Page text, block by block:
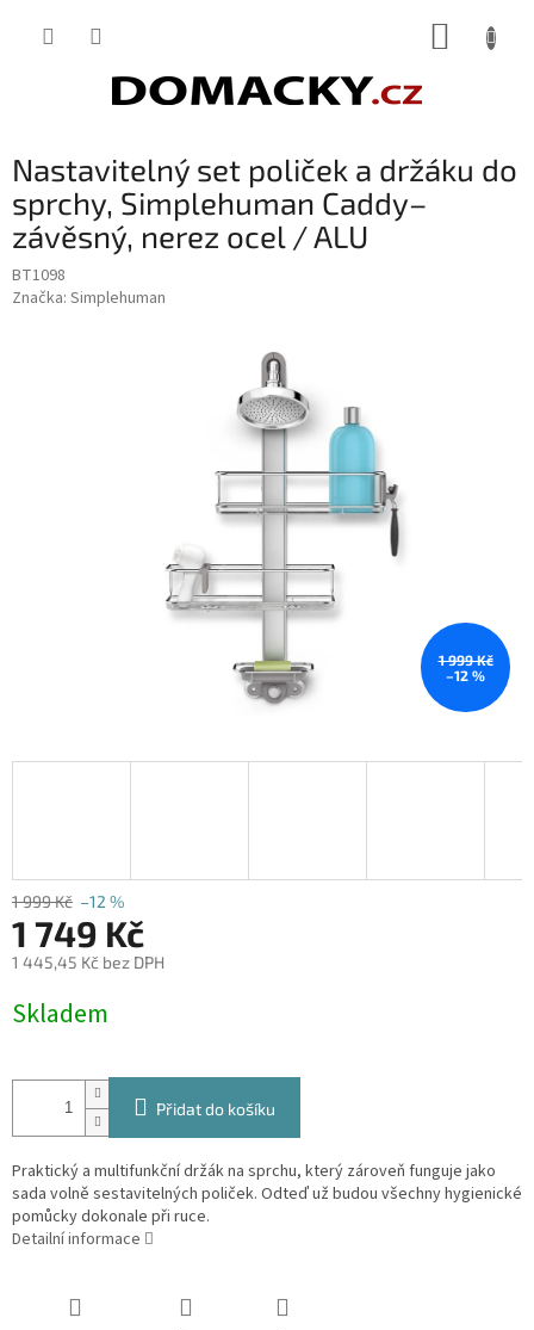
Nastavitelný set poliček a držáku do
sprchy, Simplehuman Caddy–
závěsný, nerez ocel / ALU
BT1098
Značka: Simplehuman
1 999 Kč
–12 %
1 999 Kč –12 %
1 749 Kč
1 445,45 Kč bez DPH
cena:
Skladem
Přidat do košíku
Praktický a multifunkční držák na sprchu, který zároveň funguje jako
sada volně sestavitelných poliček. Odteď už budou všechny hygienické
pomůcky dokonale při ruce.
Detailní informace